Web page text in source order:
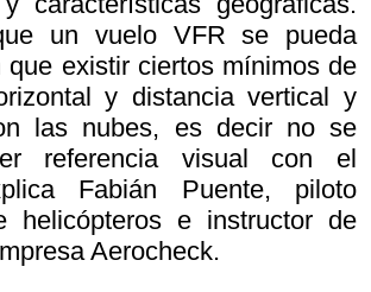
un vuelo VFR se pueda
que existir ciertos mínimos de
y distancia vertical y
las nubes, es decir no se
referencia visual con el
Fabián Puente, piloto
helicópteros e instructor de
Aerocheck.